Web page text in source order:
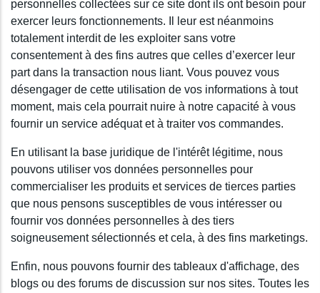
personnelles collectées sur ce site dont ils ont besoin pour
exercer leurs fonctionnements. Il leur est néanmoins
totalement interdit de les exploiter sans votre
consentement à des fins autres que celles d’exercer leur
part dans la transaction nous liant. Vous pouvez vous
désengager de cette utilisation de vos informations à tout
moment, mais cela pourrait nuire à notre capacité à vous
fournir un service adéquat et à traiter vos commandes.
En utilisant la base juridique de l'intérêt légitime, nous
pouvons utiliser vos données personnelles pour
commercialiser les produits et services de tierces parties
que nous pensons susceptibles de vous intéresser ou
fournir vos données personnelles à des tiers
soigneusement sélectionnés et cela, à des fins marketings.
Enfin, nous pouvons fournir des tableaux d'affichage, des
blogs ou des forums de discussion sur nos sites. Toutes les